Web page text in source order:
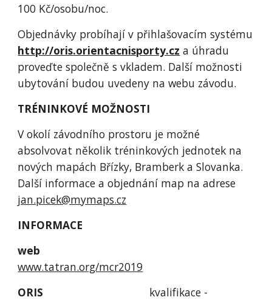
100 Kč/osobu/noc.
http://oris.orientacnisporty.cz a úhradu
proveďte společně s vkladem. Další možnosti
ubytování budou uvedeny na webu závodu.
TRÉNINKOVÉ MOŽNOSTI
V okolí závodního prostoru je možné
absolvovat několik tréninkových jednotek na
nových mapách Břízky, Bramberk a Slovanka.
jan.picek@mymaps.cz
INFORMACE
www.tatran.org/mcr2019
ORIS